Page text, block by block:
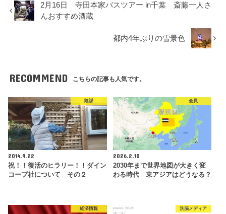
2月16日 寺田本家バスツアー in千葉 斎藤一人さ
んおすすめ酒蔵
都内4年ぶりの雪景色
RECOMMEND こちらの記事も人気です。
陰謀
2014.9.22
祝！！復活のヒラリー！！ダイン
コープ社について その２
会員
2026.2.10
2030年まで世界地図が大きく変
わる時代 東アジアはどうなる？
経済情報 洗脳メディア